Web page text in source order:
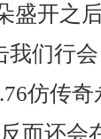
盛开之
我们行
仿传
而还会